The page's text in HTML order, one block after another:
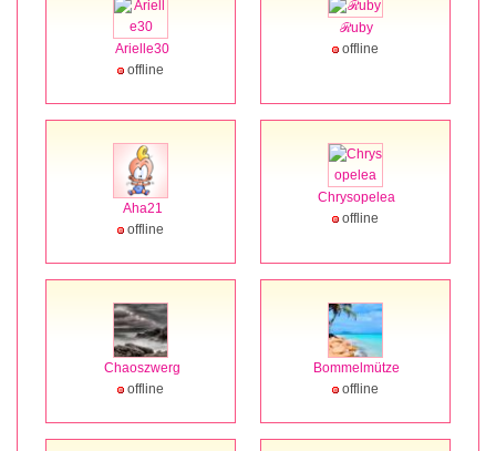
Arielle30
offline
ℛuby
offline
Aha21
offline
Chrysopelea
offline
Chaoszwerg
offline
Bommelmütze
offline